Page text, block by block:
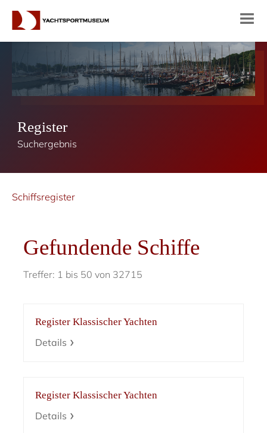
Register
Suchergebnis
Schiffsregister
Gefundende Schiffe
Treffer: 1 bis 50 von 32715
Register Klassischer Yachten
Details
Register Klassischer Yachten
Details